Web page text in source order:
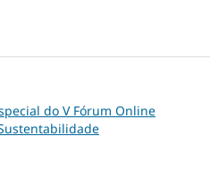
do V Fórum Online